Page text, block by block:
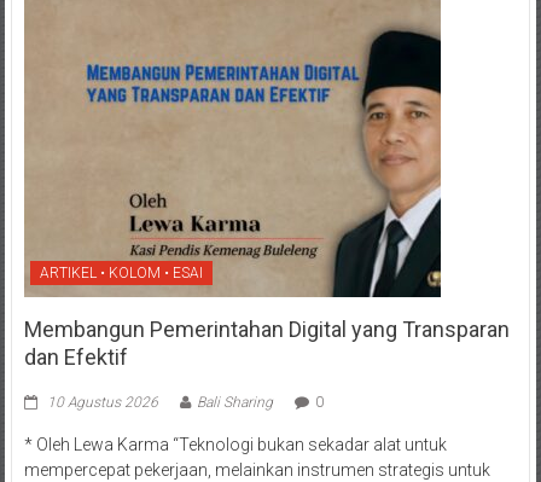
ARTIKEL • KOLOM • ESAI
Membangun Pemerintahan Digital yang Transparan
dan Efektif
10 Agustus 2026 Bali Sharing 0
* Oleh Lewa Karma “Teknologi bukan sekadar alat untuk
mempercepat pekerjaan, melainkan instrumen strategis untuk